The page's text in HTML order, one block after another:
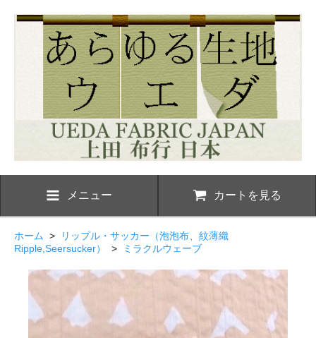
メニュー カートを見る
ホーム >
リップル・サッカー（泡泡布、紋薄織
Ripple,Seersucker）
> ミラクルウェーブ